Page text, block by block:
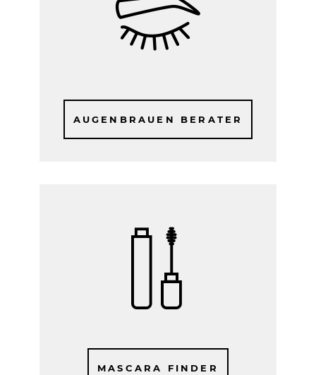
AUGENBRAUEN BERATER
MASCARA FINDER